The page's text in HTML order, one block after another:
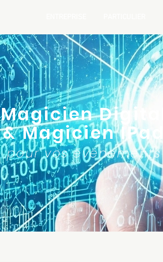
Magicien Digital
& Magicien IPad
pour vos événements